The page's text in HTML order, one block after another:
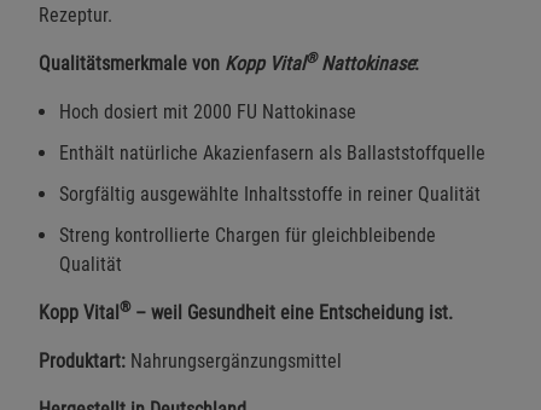
Rezeptur.
Qualitätsmerkmale von Kopp Vital®Nattokinase:
Hoch dosiert mit 2000 FU Nattokinase
Enthält natürliche Akazienfasern als Ballaststoffquelle
Sorgfältig ausgewählte Inhaltsstoffe in reiner Qualität
Streng kontrollierte Chargen für gleichbleibende
Qualität
Kopp Vital®– weil Gesundheit eine Entscheidung ist.
Produktart: Nahrungsergänzungsmittel